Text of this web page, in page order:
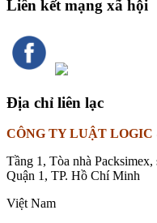
Liên kết mạng xã hội
Địa chỉ liên lạc
CÔNG TY LUẬT LOGIC
Tầng 1, Tòa nhà
Quận 1, TP. Hồ Chí Minh
Việt Nam